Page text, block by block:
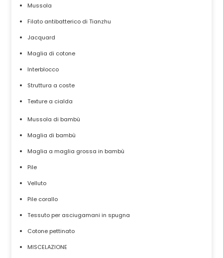
Mussola
Filato antibatterico di Tianzhu
Jacquard
Maglia di cotone
Interblocco
Struttura a coste
Texture a cialda
Mussola di bambù
Maglia di bambù
Maglia a maglia grossa in bambù
Pile
Velluto
Pile corallo
Tessuto per asciugamani in spugna
Cotone pettinato
MISCELAZIONE